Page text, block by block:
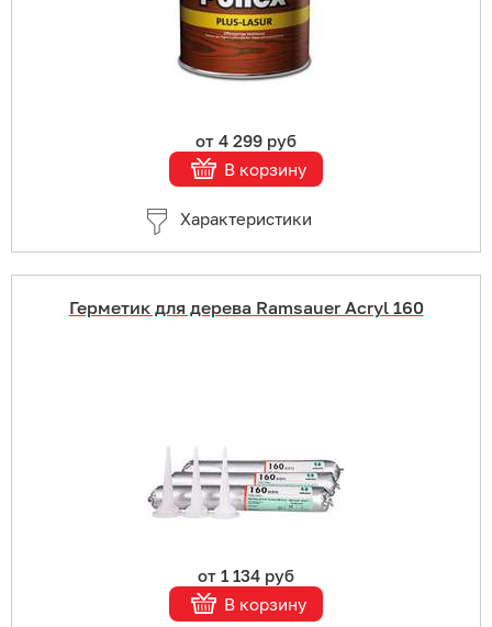
от 4 299 руб
В корзину
Характеристики
Подробнее
Герметик для дерева Ramsauer Acryl 160
от 1 134 руб
В корзину